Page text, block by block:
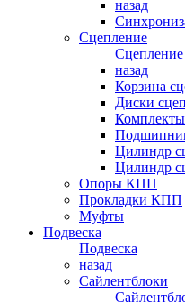
назад
Сцепление
Сцепление
назад
Корзина
Диски
Цилиндр
Цилиндр
Опоры КПП
Прокладки КПП
Муфты
Подвеска
Подвеска
назад
Сайлентблоки